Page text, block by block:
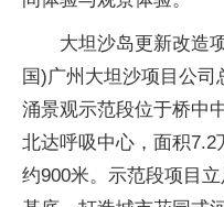
大坦沙岛更新改造
国)广州大坦沙项目公
涌景观示范段位于桥中
北达呼吸中心，面积
约900米。示范段项目